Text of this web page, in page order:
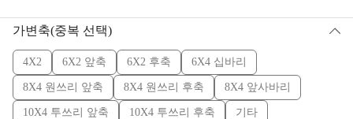
가변축(중복 선택)
4X2 6X2 앞축 6X2 후축 6X4 십바리
8X4 원쓰리 앞축 8X4 원쓰리 후축 8X4 앞사바리
10X4 투쓰리 앞축 10X4 투쓰리 후축 기타